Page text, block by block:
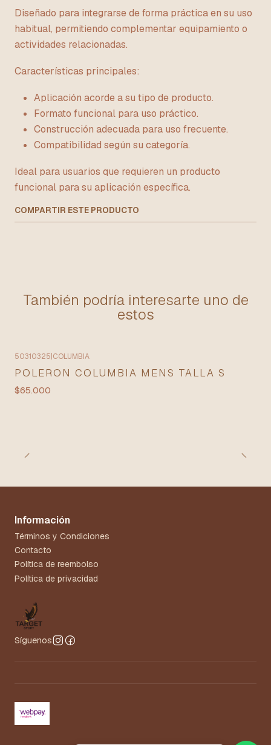
Diseñado para integrarse de forma práctica en su uso
habitual, permitiendo complementar equipamiento o
actividades relacionadas.
Características principales:
Aplicación acorde a su tipo de producto.
Formato funcional para uso práctico.
Construcción adecuada para uso frecuente.
Compatibilidad según su categoría.
Ideal para usuarios que requieren un producto
funcional para su aplicación específica.
COMPARTIR ESTE PRODUCTO
También podría interesarte uno de
estos
50310325 COLUMBIA
POLERON COLUMBIA MENS TALLA S
$65.000
Información
Términos y Condiciones
Contacto
Política de reembolso
Política de privacidad
Síguenos